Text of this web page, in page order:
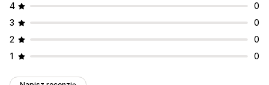
4
0
3
0
2
0
1
0